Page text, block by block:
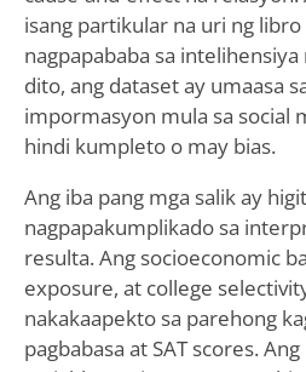
isang partikular na uri ng
nagpapababa sa intelihensiya
dito, ang dataset ay umaasa
impormasyon mula sa social
hindi kumpleto o may bias.
Ang iba pang mga salik ay
nagpapakumplikado sa
resulta. Ang socioeconomic
exposure, at college
nakakaapekto sa parehong
pagbabasa at SAT scores.